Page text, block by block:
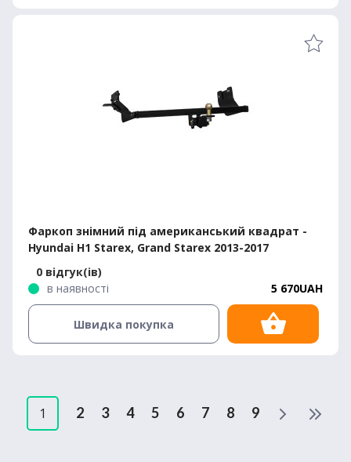
Фаркоп знімний під американський квадрат -
Hyundai H1 Starex, Grand Starex 2013-2017
0 відгук(ів)
в наявності
5 670UAH
Швидка покупка
1 2 3 4 5 6 7 8 9